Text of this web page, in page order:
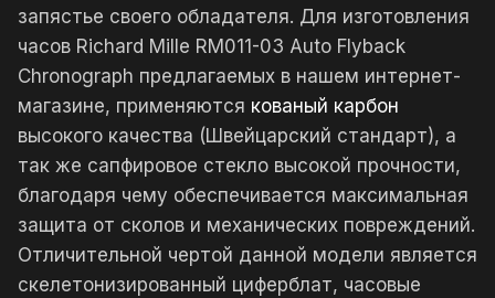
запястье своего обладателя. Для изготовления
часов Richard Mille RM011-03 Auto Flyback
Chronograph предлагаемых в нашем интернет-
магазине, применяются кованый карбон
высокого качества (Швейцарский стандарт), а
так же сапфировое стекло высокой прочности,
благодаря чему обеспечивается максимальная
защита от сколов и механических повреждений.
Отличительной чертой данной модели является
скелетонизированный циферблат, часовые